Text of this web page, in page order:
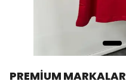
PREMİUM MARKALAR